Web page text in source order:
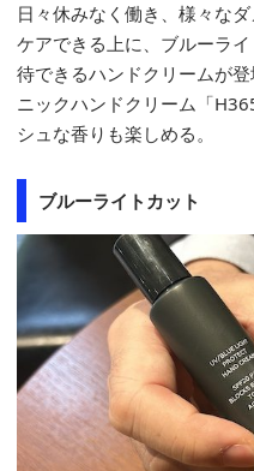
日々休みなく働き、様々な
ケアできる上に、ブルーラ
待できるハンドクリームが
ニックハンドクリーム「
シュな香りも楽しめる。
ブルーライトカット